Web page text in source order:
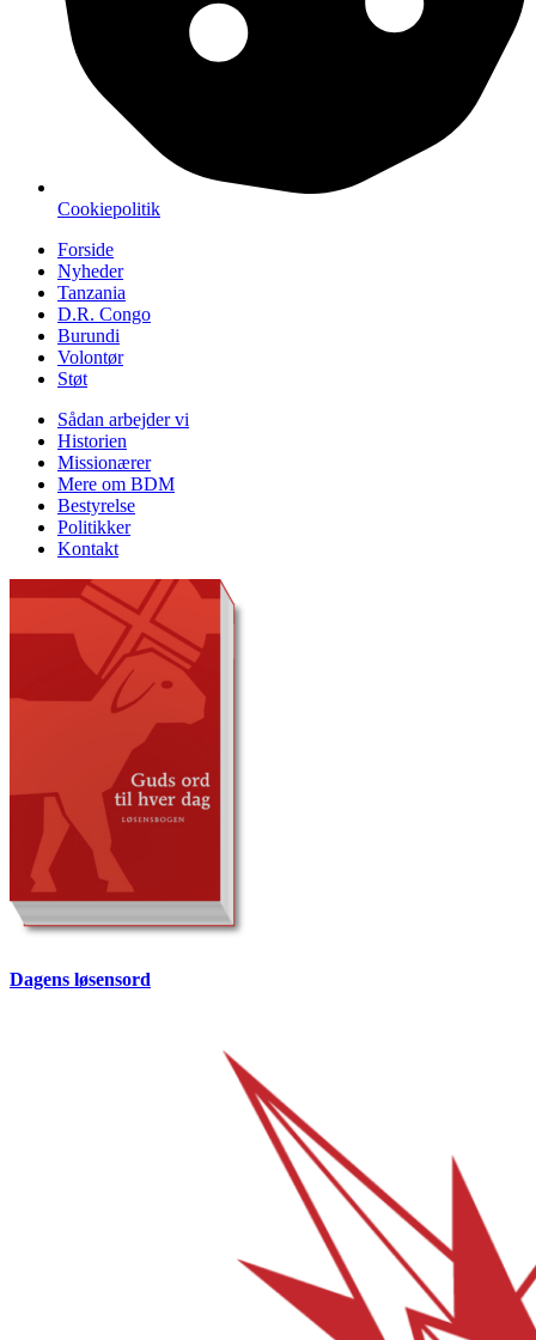
Cookiepolitik
Forside
Nyheder
Tanzania
D.R. Congo
Burundi
Volontør
Støt
Sådan arbejder vi
Historien
Missionærer
Mere om BDM
Bestyrelse
Politikker
Kontakt
Dagens løsensord